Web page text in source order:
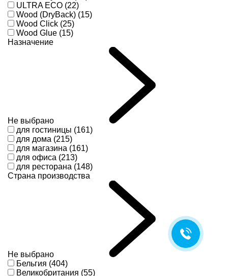
ULTRA ECO (22)
Wood (DryBack) (15)
Wood Click (25)
Wood Glue (15)
Назначение
Не выбрано
для гостиницы (161)
для дома (215)
для магазина (161)
для офиса (213)
для ресторана (148)
Страна производства
Не выбрано
Бельгия (404)
Великобритания (55)